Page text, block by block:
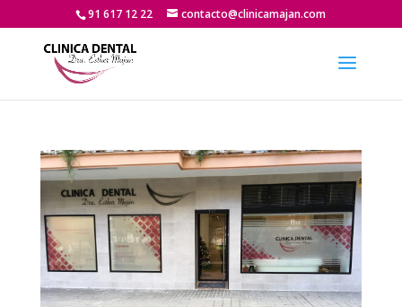
91 617 12 22 contacto@clinicamajan.com